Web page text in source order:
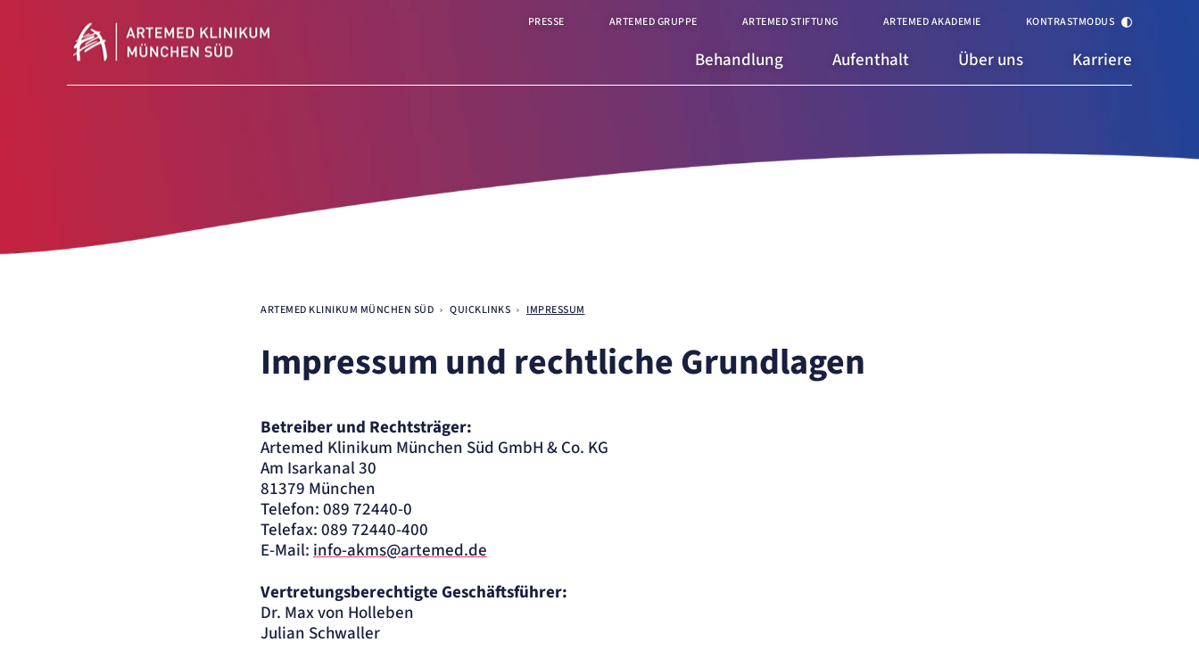
Behandlung Aufenthalt Über uns Karriere
PRESSE ARTEMED GRUPPE ARTEMED STIFTUNG ARTEMED AKADEMIE KONTRASTMODUS
ARTEMED KLINIKUM MÜNCHEN SÜD QUICKLINKS IMPRESSUM
Impressum und rechtliche Grundlagen
Betreiber und Rechtsträger:
Artemed Klinikum München Süd GmbH & Co. KG
Am Isarkanal 30
81379 München
Telefon: 089 72440-0
Telefax: 089 72440-400
E-Mail:info-akms@artemed.de
Vertretungsberechtigte Geschäftsführer:
Dr. Max von Holleben
Julian Schwaller